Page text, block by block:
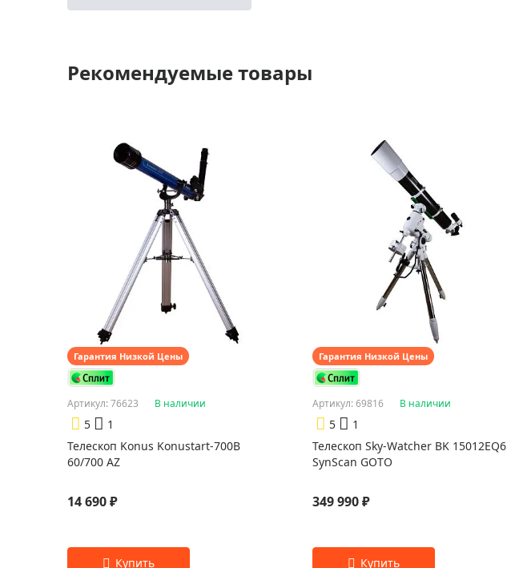
Рекомендуемые товары
Гарантия Низкой Цены
Артикул: 76623 В наличии
5
1
Телескоп Konus Konustart-700B
60/700 AZ
14 690 ₽
Гарантия Низкой Цены
Артикул: 69816 В наличии
5
1
Телескоп Sky-Watcher BK 15012EQ6
SynScan GOTO
349 990 ₽